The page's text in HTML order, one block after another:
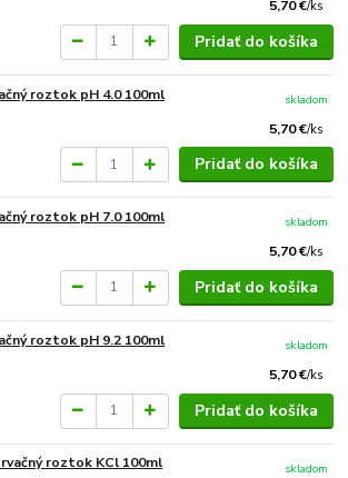
5,70 €/ks
Pridať do košíka
roztok pH 4.0 100ml
5,70 €/ks
skladom
Pridať do košíka
roztok pH 7.0 100ml
5,70 €/ks
skladom
Pridať do košíka
roztok pH 9.2 100ml
5,70 €/ks
skladom
Pridať do košíka
roztok KCl 100ml
skladom